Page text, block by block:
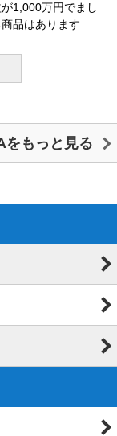
1,000万円でまし
品はあります
をもっと見る